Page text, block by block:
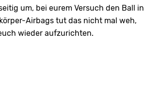
um, bei eurem Versuch den Ball in
Airbags tut das nicht mal weh,
wieder aufzurichten.